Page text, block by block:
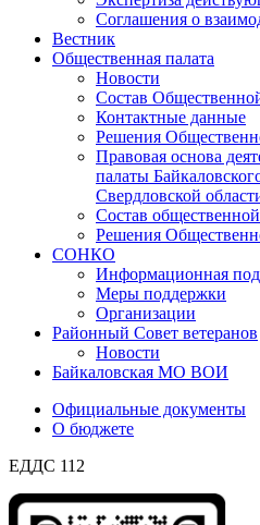
Соглашения о
Вестник
Общественная палата
Новости
Состав
Контактные данные
Решения
Правовая основа
палаты
Свердловской
Состав
Решения
СОНКО
Информационная
Меры поддержки
Организации
Районный Совет ветеранов
Новости
Байкаловская МО ВОИ
Официальные документы
О бюджете
ЕДДС 112